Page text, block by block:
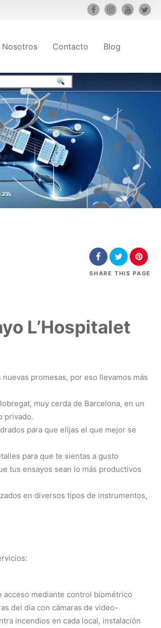
Nosotros Contacto Blog
SHARE THIS PAGE
L’Hospitalet
promesas, por eso llevamos más
muy cerda de Barcelona, en un
privado.
para que elijas el que mejor se
para que te sientas a gusto
tus ensayos sean lo más productivos
en diversos tipos de instrumentos,
acceso mediante control biométrico
del día con cámaras de video-
incendios en cada local, instalación